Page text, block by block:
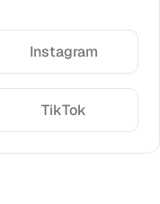
Instagram
TikTok